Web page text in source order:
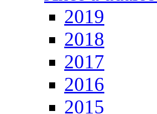
2019
2018
2017
2016
2015